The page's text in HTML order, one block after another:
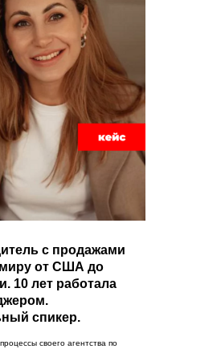
с продажами
от США до
10 лет работала
спикер.
своего агентства по